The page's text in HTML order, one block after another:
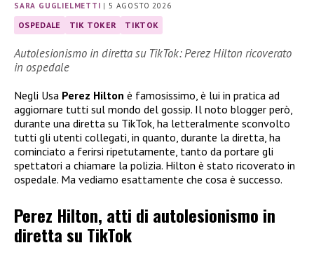
SARA GUGLIELMETTI |5 AGOSTO 2026
OSPEDALE TIK TOKER TIKTOK
Autolesionismo in diretta su TikTok: Perez Hilton ricoverato
in ospedale
Negli Usa Perez Hilton è famosissimo, è lui in pratica ad
aggiornare tutti sul mondo del gossip. Il noto blogger però,
durante una diretta su TikTok, ha letteralmente sconvolto
tutti gli utenti collegati, in quanto, durante la diretta, ha
cominciato a ferirsi ripetutamente, tanto da portare gli
spettatori a chiamare la polizia. Hilton è stato ricoverato in
ospedale. Ma vediamo esattamente che cosa è successo.
Perez Hilton, atti di autolesionismo in
diretta su TikTok